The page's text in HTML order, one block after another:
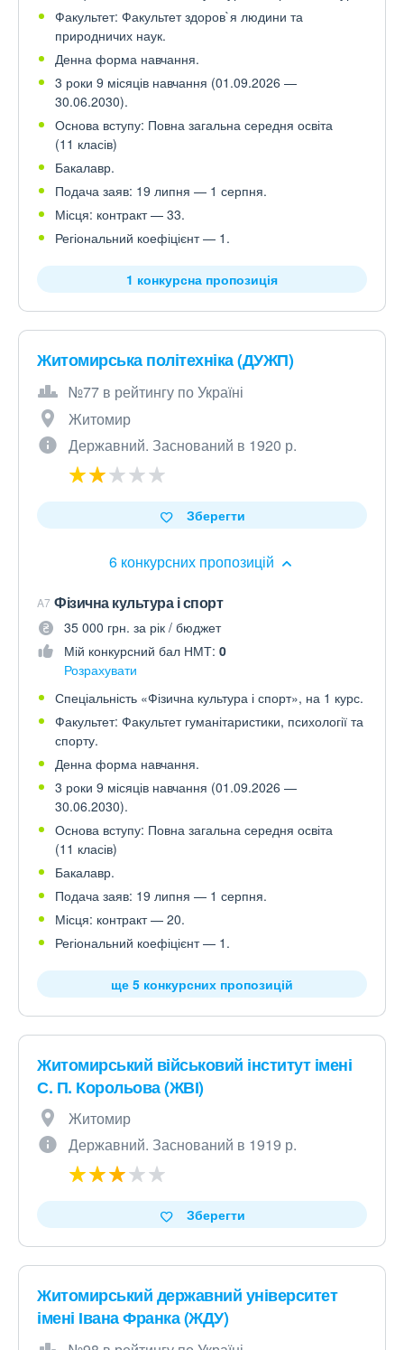
Факультет: Факультет здоров`я людини та
природничих наук.
Денна форма навчання.
3 роки 9 місяців навчання (01.09.2026 —
30.06.2030).
Основа вступу: Повна загальна середня освіта
(11 класів)
Бакалавр.
Подача заяв: 19 липня — 1 серпня.
Місця: контракт — 33.
Регіональний коефіцієнт — 1.
1 конкурсна пропозиція
Житомирська політехніка (ДУЖП)
№77 в рейтингу по Україні
Житомир
Державний. Заснований в 1920 р.
6 конкурсних пропозицій
Зберегти
A7 Фізична культура і спорт
35 000 грн. за рік / бюджет
Мій конкурсний бал НМТ: 0
Розрахувати
Спеціальність «Фізична культура і спорт», на 1 курс.
Факультет: Факультет гуманітаристики, психології та
спорту.
Денна форма навчання.
3 роки 9 місяців навчання (01.09.2026 —
30.06.2030).
Основа вступу: Повна загальна середня освіта
(11 класів)
Бакалавр.
Подача заяв: 19 липня — 1 серпня.
Місця: контракт — 20.
Регіональний коефіцієнт — 1.
ще 5 конкурсних пропозицій
Житомирський військовий інститут імені
С. П. Корольова (ЖВІ)
Житомир
Державний. Заснований в 1919 р.
Зберегти
Житомирський державний університет
імені Івана Франка (ЖДУ)